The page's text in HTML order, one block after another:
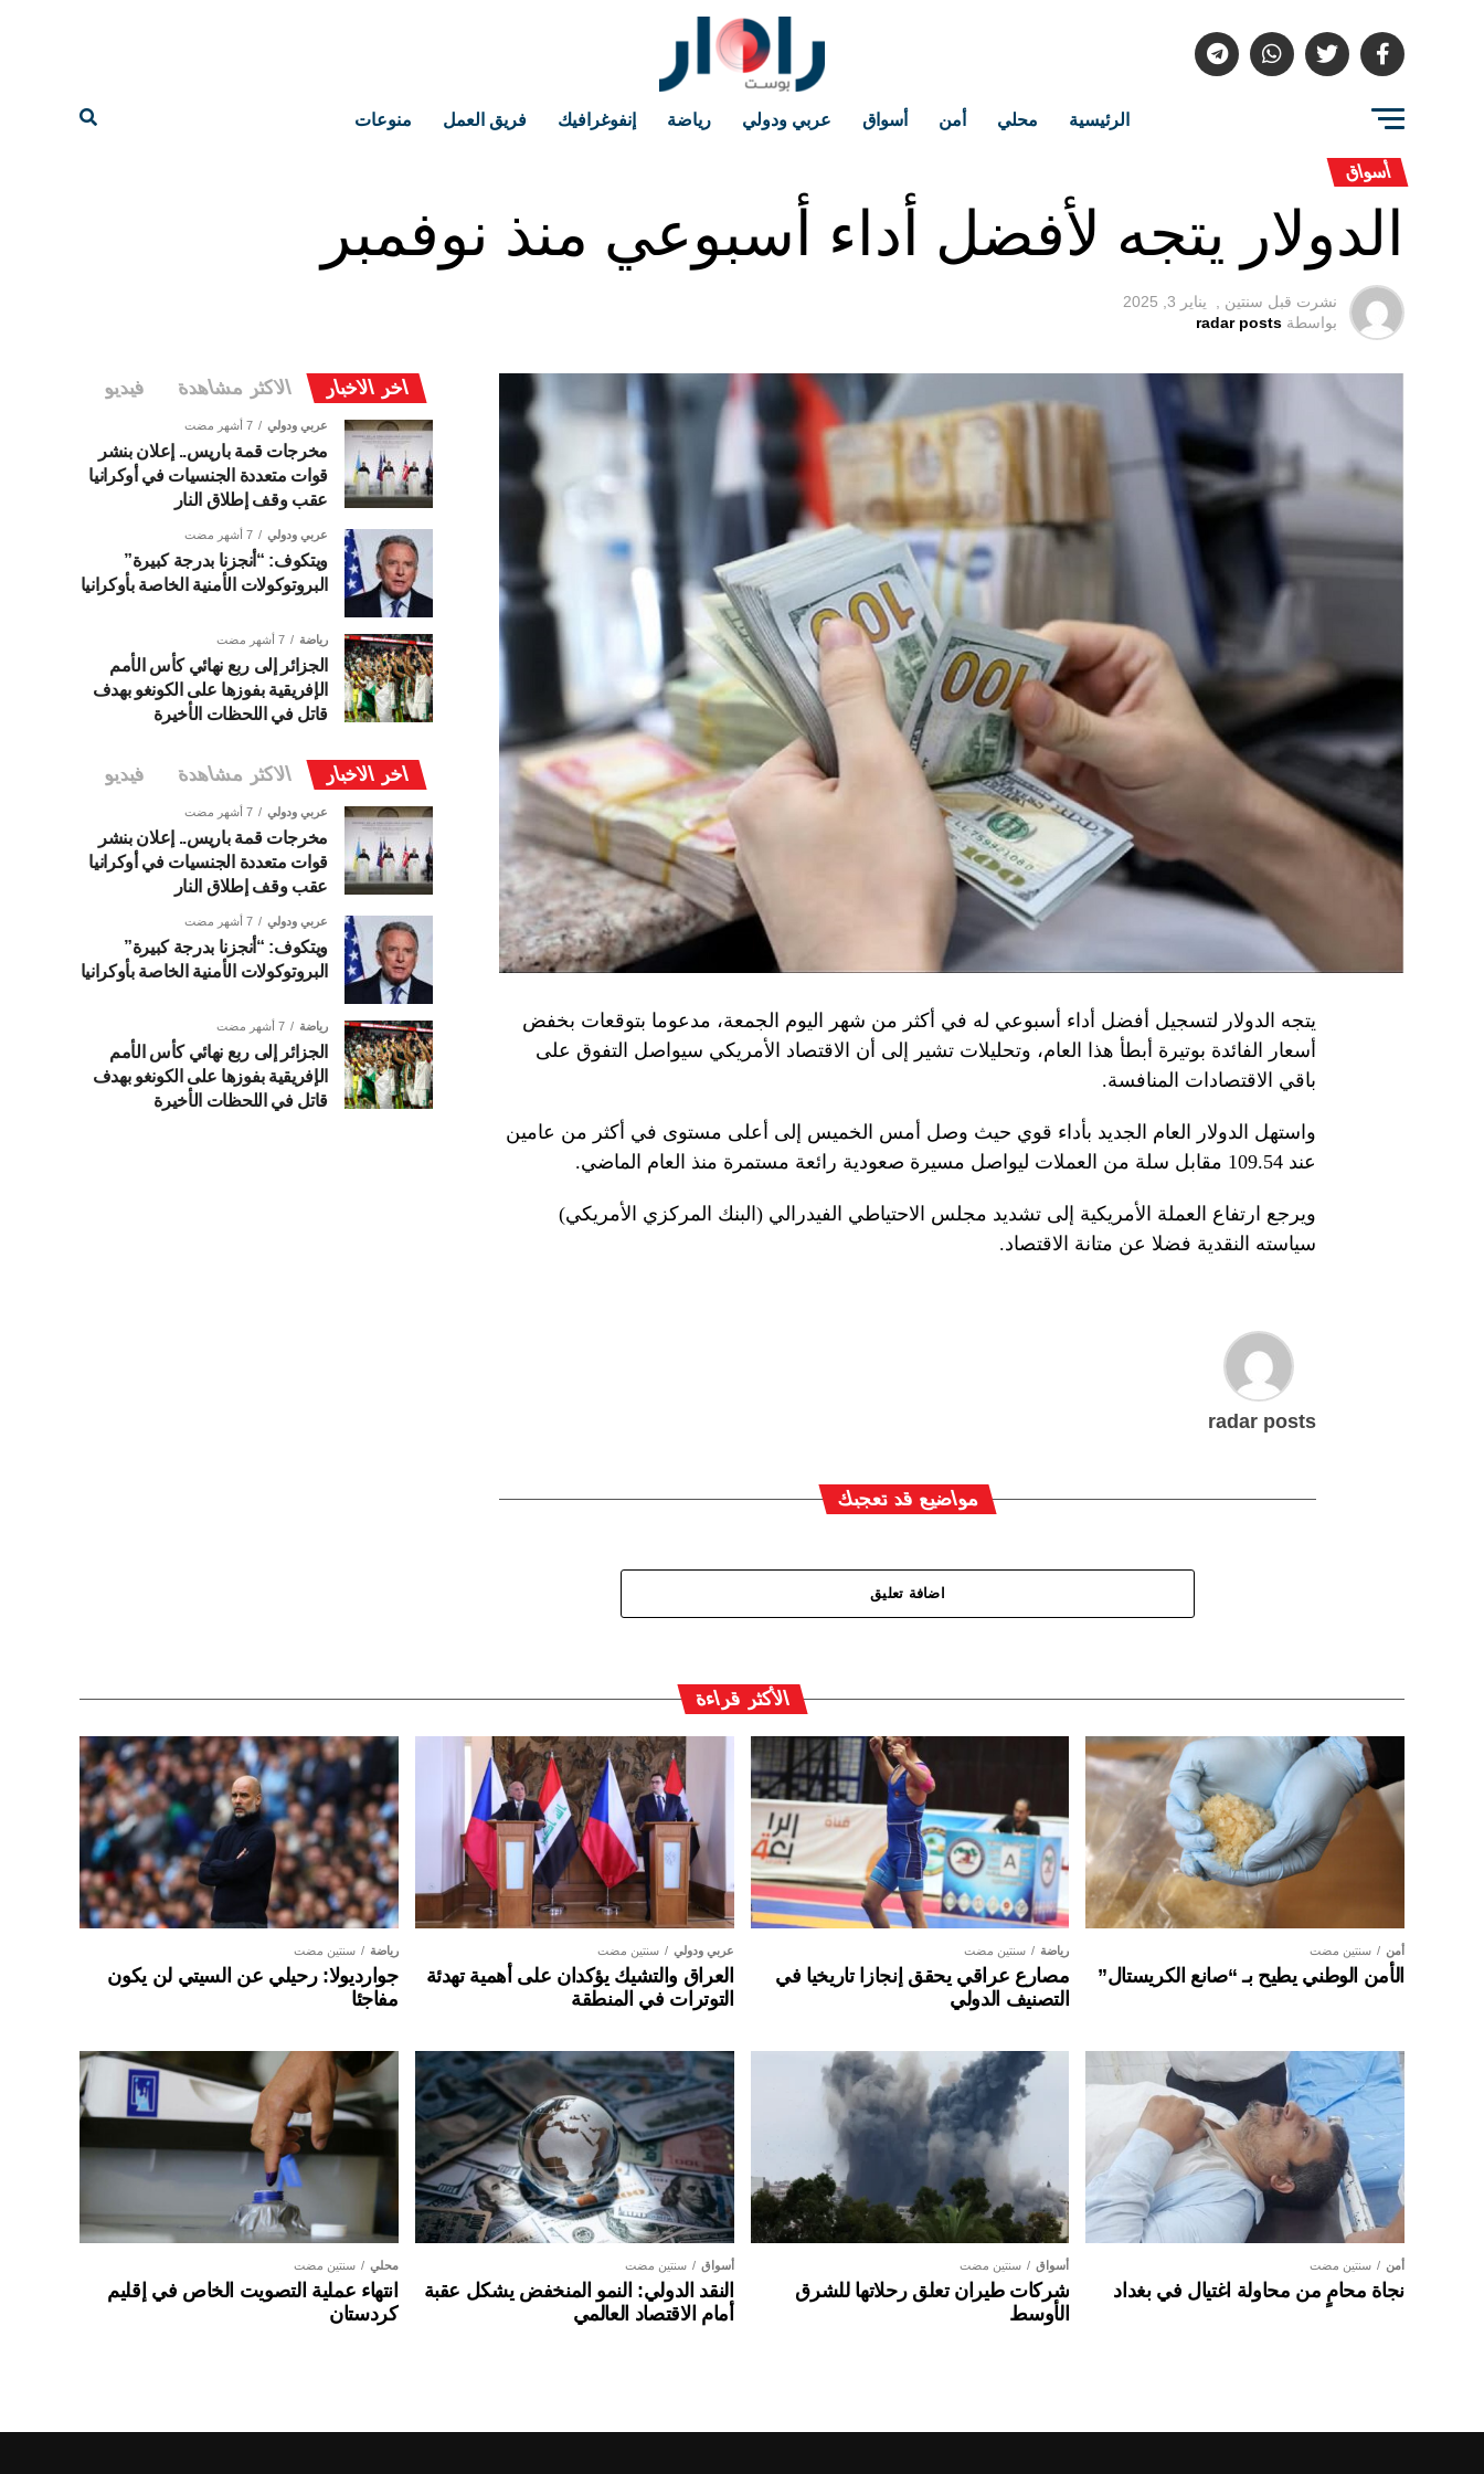
الرئيسية محلي أمن أسواق عربي ودولي رياضة إنفوغرافيك فريق العمل منوعات
أسواق
الدولار يتجه لأفضل أداء أسبوعي منذ نوفمبر
نشرت قبل سنتين ,
يناير 3, 2025
بواسطة radar posts
يتجه الدولار لتسجيل أفضل أداء أسبوعي له في أكثر من شهر اليوم الجمعة، مدعوما بتوقعات بخفض
أسعار الفائدة بوتيرة أبطأ هذا العام، وتحليلات تشير إلى أن الاقتصاد الأمريكي سيواصل التفوق على
باقي الاقتصادات المنافسة.
واستهل الدولار العام الجديد بأداء قوي حيث وصل أمس الخميس إلى أعلى مستوى في أكثر من عامين
عند 109.54 مقابل سلة من العملات ليواصل مسيرة صعودية رائعة مستمرة منذ العام الماضي.
ويرجع ارتفاع العملة الأمريكية إلى تشديد مجلس الاحتياطي الفيدرالي (البنك المركزي الأمريكي)
سياسته النقدية فضلا عن متانة الاقتصاد.
radar posts
مواضيع قد تعجبك
اضافة تعليق
اخر الاخبار الاكثر مشاهدة فيديو
عربي ودولي 7 أشهر مضت
مخرجات قمة باريس.. إعلان بنشر
قوات متعددة الجنسيات في أوكرانيا
عقب وقف إطلاق النار
عربي ودولي 7 أشهر مضت
ويتكوف: “أنجزنا بدرجة كبيرة”
البروتوكولات الأمنية الخاصة بأوكرانيا
رياضة 7 أشهر مضت
الجزائر إلى ربع نهائي كأس الأمم
الإفريقية بفوزها على الكونغو بهدف
قاتل في اللحظات الأخيرة
اخر الاخبار الاكثر مشاهدة فيديو
عربي ودولي 7 أشهر مضت
مخرجات قمة باريس.. إعلان بنشر
قوات متعددة الجنسيات في أوكرانيا
عقب وقف إطلاق النار
عربي ودولي 7 أشهر مضت
ويتكوف: “أنجزنا بدرجة كبيرة”
البروتوكولات الأمنية الخاصة بأوكرانيا
رياضة 7 أشهر مضت
الجزائر إلى ربع نهائي كأس الأمم
الإفريقية بفوزها على الكونغو بهدف
قاتل في اللحظات الأخيرة
الأكثر قراءة
أمن سنتين مضت
الأمن الوطني يطيح بـ “صانع الكريستال”
رياضة سنتين مضت
مصارع عراقي يحقق إنجازا تاريخيا في
التصنيف الدولي
عربي ودولي سنتين مضت
العراق والتشيك يؤكدان على أهمية تهدئة
التوترات في المنطقة
رياضة سنتين مضت
جوارديولا: رحيلي عن السيتي لن يكون
مفاجئا
أمن سنتين مضت
نجاة محامٍ من محاولة اغتيال في بغداد
أسواق سنتين مضت
شركات طيران تعلق رحلاتها للشرق
الأوسط
أسواق سنتين مضت
النقد الدولي: النمو المنخفض يشكل عقبة
أمام الاقتصاد العالمي
محلي سنتين مضت
انتهاء عملية التصويت الخاص في إقليم
كردستان